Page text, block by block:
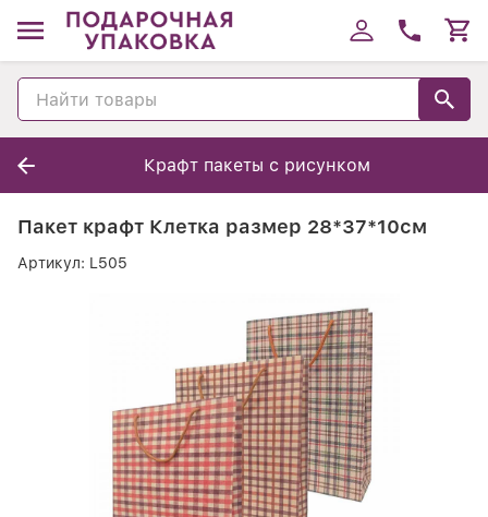
Крафт пакеты с рисунком
Пакет крафт Клетка размер 28*37*10см
Артикул: L505